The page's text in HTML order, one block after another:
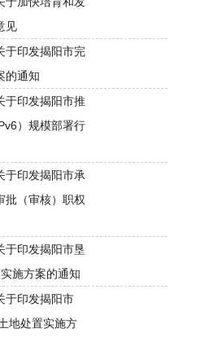
见
于印发揭阳市完
的通知
于印发揭阳市推
）规模部署行
于印发揭阳市承
批（审核）职权
于印发揭阳市垦
施方案的通知
于印发揭阳市
地处置实施方